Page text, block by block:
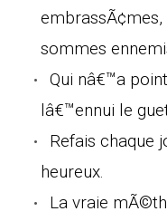
sommes
Qui nâ€™a
lâ€™ennui le
Refais chaque
heureux.
La vraie